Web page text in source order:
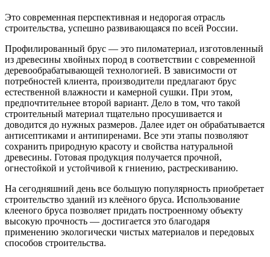
Это современная перспективная и недорогая отрасль
строительства, успешно развивающаяся по всей России.
Профилированный брус — это пиломатериал, изготовленный
из древесины хвойных пород в соответствии с современной
деревообрабатывающей технологией. В зависимости от
потребностей клиента, производители предлагают брус
естественной влажности и камерной сушки. При этом,
предпочтительнее второй вариант. Дело в том, что такой
строительный материал тщательно просушивается и
доводится до нужных размеров. Далее идет он обрабатывается
антисептиками и антипиренами. Все эти этапы позволяют
сохранить природную красоту и свойства натуральной
древесины. Готовая продукция получается прочной,
огнестойкой и устойчивой к гниению, растрескиванию.
На сегодняшний день все большую популярность приобретает
строительство зданий из клеёного бруса. Использование
клееного бруса позволяет придать построенному объекту
высокую прочность — достигается это благодаря
применению экологически чистых материалов и передовых
способов строительства.